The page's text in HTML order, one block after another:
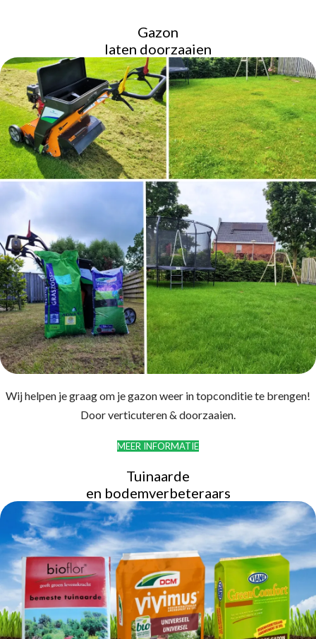
Gazon
laten doorzaaien
Wij helpen je graag om je gazon weer in topconditie te brengen!
Door verticuteren & doorzaaien.
MEER INFORMATIE
Tuinaarde
en bodemverbeteraars